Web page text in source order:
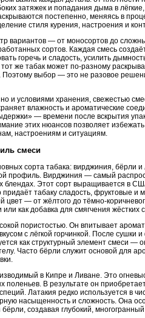
затяжек и попадания дыма в
постепенно, меняясь в
стиля курения, настроения и
вариантов — от моносортов до
сортов. Каждая смесь
горечь и сладость, усилить
же табак может по-разному
Поэтому выбор — это не разовое
и условиями хранения, свежестью
влажность и ароматические
— времени после вскрытия
этих нюансов позволяет
настроениям и ситуациям.
смеси
сорта табака: вирджиния, бёрли
профиль. Вирджиния — самый
блендах. Этот сорт выращивается в
табаку сладость, фруктовые и
— от жёлтого до тёмно-
как добавка для смягчения жёстких
пористостью. Он впитывает
с лёгкой горчинкой. После сушки
как структурный элемент смеси —
Часто бёрли служит основой для
в Кипре и Ливане. Это
В результате он
Латакия редко используется в
насыщенность и сложность. Она
создавая глубокий, многогранный